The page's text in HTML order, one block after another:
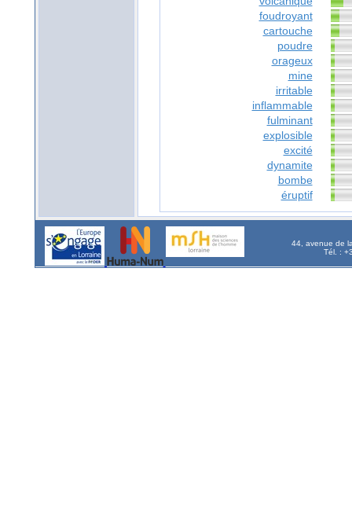
foudroyant
cartouche
poudre
orageux
mine
irritable
inflammable
fulminant
explosible
excité
dynamite
bombe
éruptif
44, avenue de
Tél. :